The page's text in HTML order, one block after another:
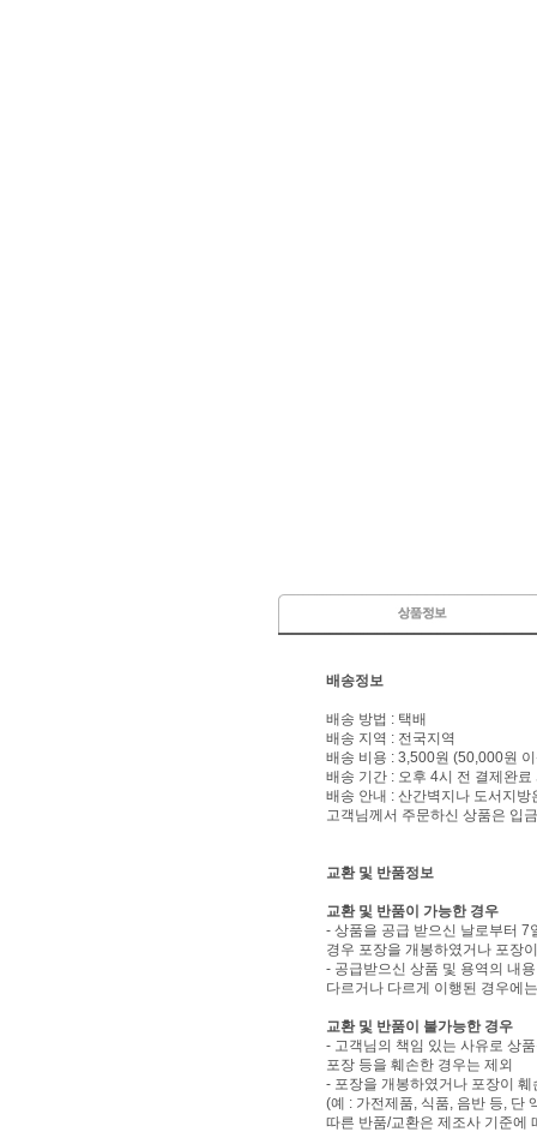
배송정보
배송 방법 : 택배
배송 지역 : 전국지역
배송 비용 : 3,500원 (50,000원
배송 기간 : 오후 4시 전 결제완료
배송 안내 : 산간벽지나 도서지
고객님께서 주문하신 상품은 입
교환 및 반품정보
교환 및 반품이 가능한 경우
- 상품을 공급 받으신 날로부터 7
경우 포장을 개봉하였거나 포장
- 공급받으신 상품 및 용역의 내
다르거나 다르게 이행된 경우에
교환 및 반품이 불가능한 경우
- 고객님의 책임 있는 사유로 상
포장 등을 훼손한 경우는 제외
- 포장을 개봉하였거나 포장이
(예 : 가전제품, 식품, 음반 등, 단
따른 반품/교환은 제조사 기준에